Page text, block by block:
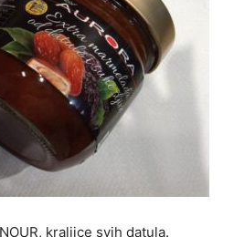
kraljice svih datula.